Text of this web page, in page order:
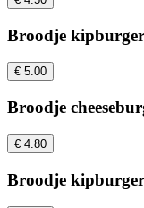
Broodje
€ 5.00
Broodje
€ 4.80
Broodje